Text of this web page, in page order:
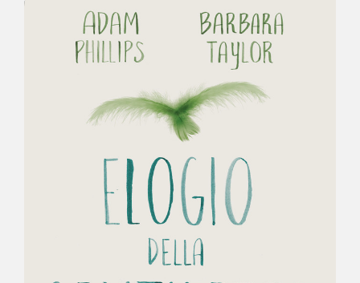
AUTORI
EVENTI
NEWS
CONTATTI